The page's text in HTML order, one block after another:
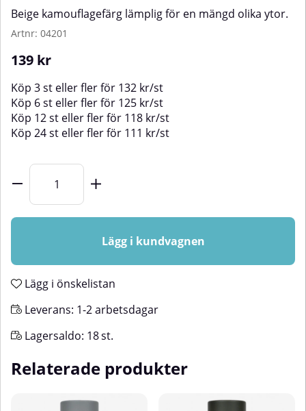
Beige kamouflagefärg lämplig för en mängd olika ytor.
Artnr: 04201
139 kr
Köp 3 st eller fler för 132 kr/st
Köp 6 st eller fler för 125 kr/st
Köp 12 st eller fler för 118 kr/st
Köp 24 st eller fler för 111 kr/st
Lägg i kundvagnen
Lägg i önskelistan
Leverans: 1-2 arbetsdagar
Lagersaldo: 18st.
Relaterade produkter